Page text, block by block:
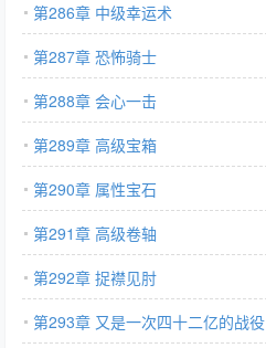
第286章 中级幸运术
第287章 恐怖骑士
第288章 会心一击
第289章 高级宝箱
第290章 属性宝石
第291章 高级卷轴
第292章 捉襟见肘
第293章 又是一次四十二亿的战役